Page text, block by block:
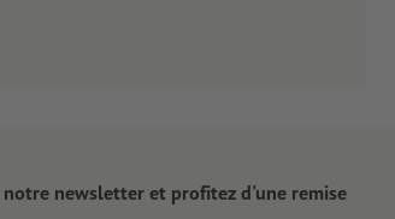
notre newsletter et profitez d'une remise